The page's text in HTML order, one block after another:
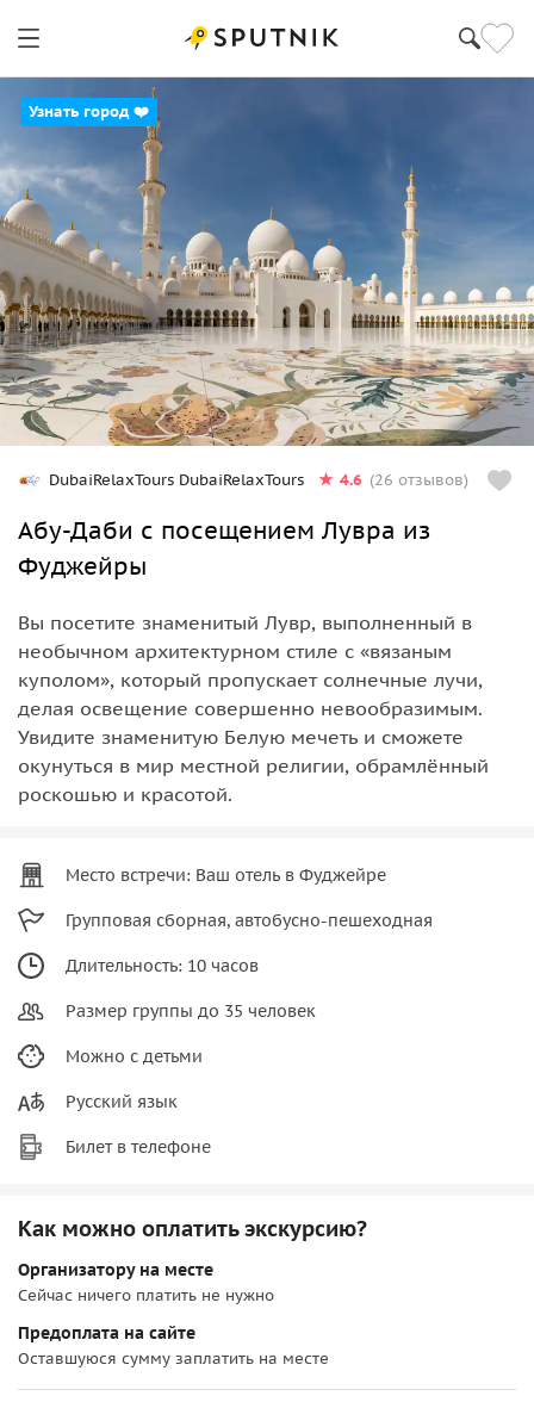
Узнать город ❤️
DubaiRelaxTours DubaiRelaxTours 4.6 (26 отзывов)
Абу-Даби с посещением Лувра из
Фуджейры
Вы посетите знаменитый Лувр, выполненный в
необычном архитектурном стиле с «вязаным
куполом», который пропускает солнечные лучи,
делая освещение совершенно невообразимым.
Увидите знаменитую Белую мечеть и сможете
окунуться в мир местной религии, обрамлённый
роскошью и красотой.
Место встречи: Ваш отель в Фуджейре
Групповая сборная, автобусно-пешеходная
Длительность: 10 часов
Размер группы до 35 человек
Можно с детьми
Русский язык
Билет в телефоне
Как можно оплатить экскурсию?
Организатору на месте
Сейчас ничего платить не нужно
Предоплата на сайте
Оставшуюся сумму заплатить на месте